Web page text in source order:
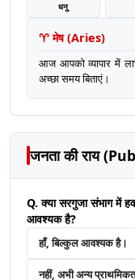
धनु
♈ मेष(Aries)
आज आपको व्यापार में
अच्छा समय बिताएं।
जनता की राय
Q. क्या सरगुजा संभाग में
आवश्यक है?
हाँ, बिल्कुल आवश्यक है।
नहीं, अभी अन्य